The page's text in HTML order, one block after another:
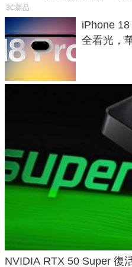
3C新品
iPhone
全看光，
NVIDIA RTX 50 Super 復